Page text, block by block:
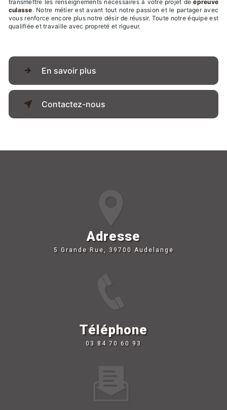
transmettre les renseignements nécessaires à votre projet deépreuve
culasse. Notre métier est avant tout notre passion et le partager avec
vous renforce encore plus notre désir de réussir. Toute notre équipe est
qualifiée et travaille avec propreté et rigueur.
En savoir plus
Contactez-nous
Adresse
5 Grande Rue, 39700 Audelange
Téléphone
03 84 70 60 93